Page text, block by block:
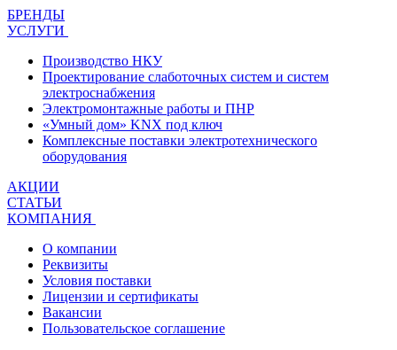
БРЕНДЫ
УСЛУГИ
Производство НКУ
Проектирование слаботочных систем и систем
электроснабжения
Электромонтажные работы и ПНР
«Умный дом» KNX под ключ
Комплексные поставки электротехнического
оборудования
АКЦИИ
СТАТЬИ
КОМПАНИЯ
О компании
Реквизиты
Условия поставки
Лицензии и сертификаты
Вакансии
Пользовательское соглашение